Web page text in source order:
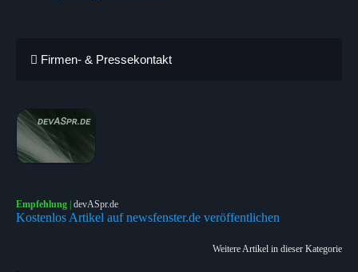
Firmen- & Pressekontakt
Empfehlung | devASpr.de
Kostenlos Artikel auf newsfenster.de veröffentlichen
Weitere Artikel in dieser Kategorie